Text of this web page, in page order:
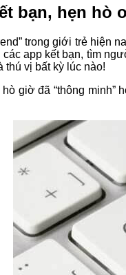
bạn, hẹn hò
trong giới trẻ
app kết bạn, tìm
thú vị bất kỳ lúc nào!
giờ đã “thông